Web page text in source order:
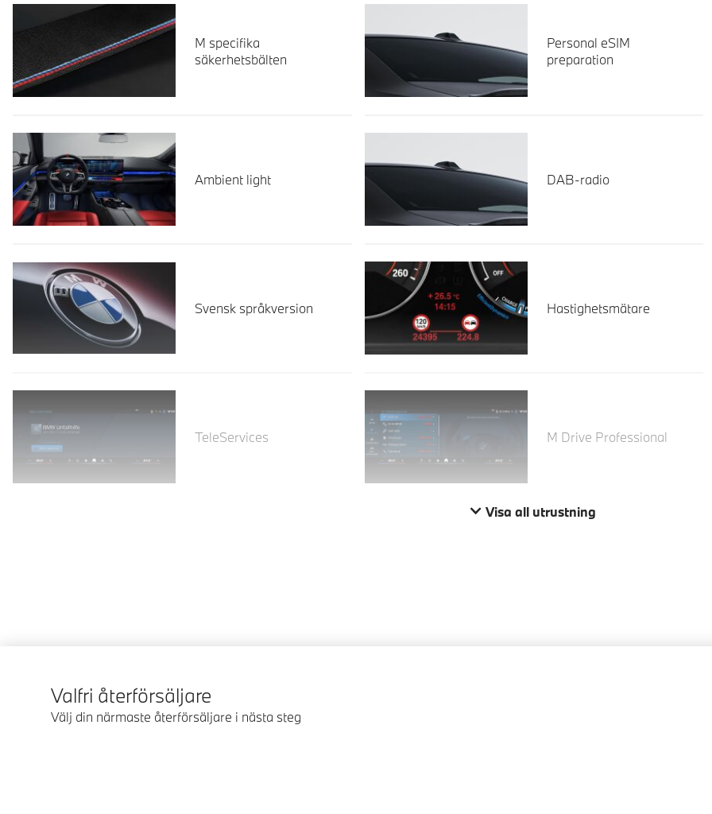
M specifika
säkerhetsbälten
Personal eSIM
preparation
Ambient light DAB-radio
Svensk språkversion Hastighetsmätare
TeleServices M Drive Professional
Visa all utrustning
Läs mer
Valfri återförsäljare
Välj din närmaste återförsäljare i nästa steg